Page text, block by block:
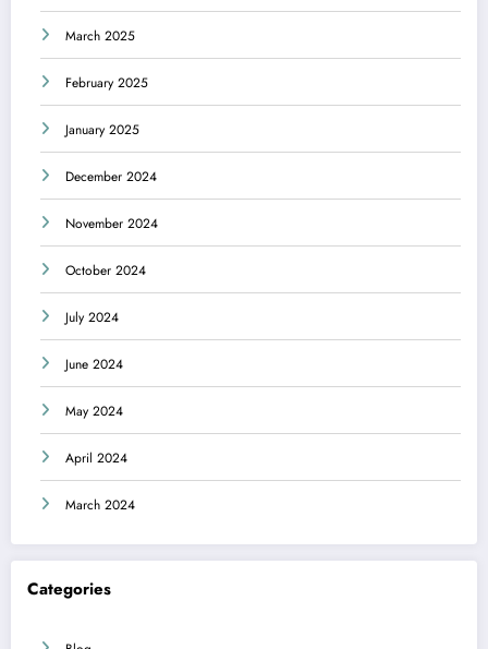
March 2025
February 2025
January 2025
December 2024
November 2024
October 2024
July 2024
June 2024
May 2024
April 2024
March 2024
Categories